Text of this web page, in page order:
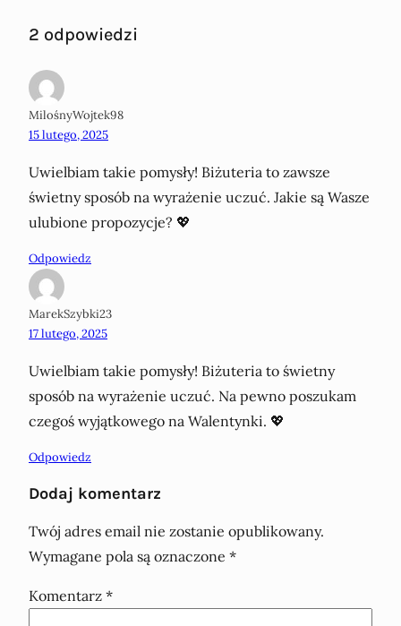
2 odpowiedzi
MilośnyWojtek98
15 lutego, 2025
Uwielbiam takie pomysły! Biżuteria to zawsze
świetny sposób na wyrażenie uczuć. Jakie są Wasze
ulubione propozycje? 💖
Odpowiedz
MarekSzybki23
17 lutego, 2025
Uwielbiam takie pomysły! Biżuteria to świetny
sposób na wyrażenie uczuć. Na pewno poszukam
czegoś wyjątkowego na Walentynki. 💖
Odpowiedz
Dodaj komentarz
Twój adres email nie zostanie opublikowany.
Wymagane pola są oznaczone *
Komentarz *